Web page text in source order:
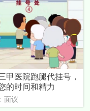
甲医院跑腿代挂号，
的时间和精力
面议